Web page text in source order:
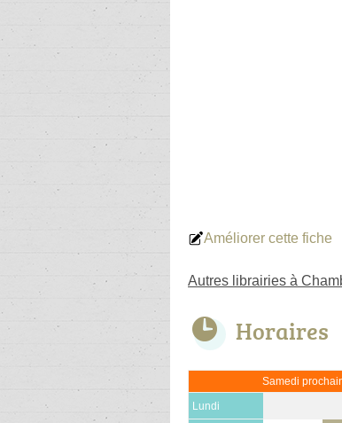
Améliorer cette fiche
Autres librairies à
Horaires
Samedi
Lundi